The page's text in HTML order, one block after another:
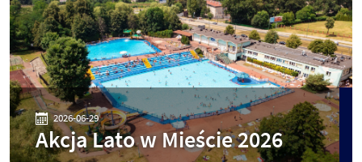
2026-06-29
Akcja Lato w Mieście 2026